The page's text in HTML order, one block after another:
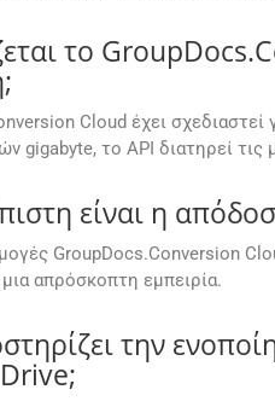
το
Cloud έχει σχεδιαστεί
gigabyte, το API διατηρεί
είναι η
GroupDocs.Conversion
απρόσκοπτη εμπειρία.
την